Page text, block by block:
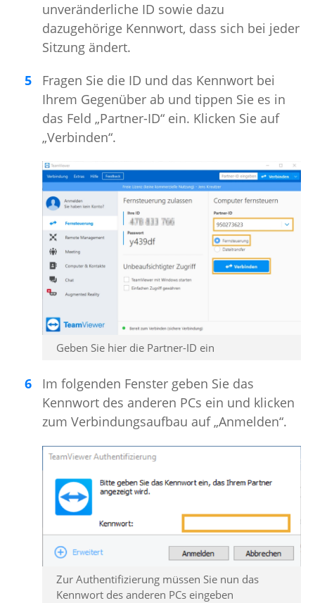
unveränderliche ID sowie dazu
dazugehörige Kennwort, dass sich bei jeder
Sitzung ändert.
Fragen Sie die ID und das Kennwort bei
Ihrem Gegenüber ab und tippen Sie es in
das Feld „Partner-ID“ ein. Klicken Sie auf
„Verbinden“.
Geben Sie hier die Partner-ID ein
Im folgenden Fenster geben Sie das
Kennwort des anderen PCs ein und klicken
zum Verbindungsaufbau auf „Anmelden“.
Zur Authentifizierung müssen Sie nun das
Kennwort des anderen PCs eingeben